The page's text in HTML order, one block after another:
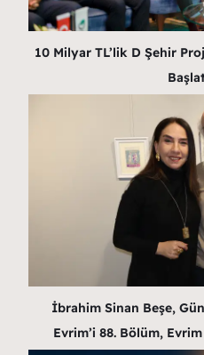
10 Milyar TL’lik D Şehir
İbrahim Sinan Beşe,
Evrim’i 88. Bölüm,